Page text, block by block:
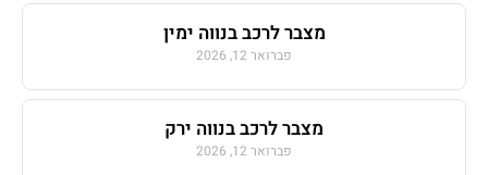
מצבר לרכב בנווה ימין
פברואר 12, 2026
מצבר לרכב בנווה ירק
פברואר 12, 2026